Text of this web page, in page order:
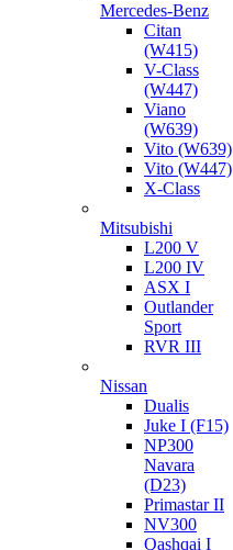
Mercedes-Benz
Citan
(W415)
V-Class
(W447)
Viano
(W639)
Vito (W639)
Vito (W447)
X-Class
Mitsubishi
L200 V
L200 IV
ASX I
Outlander
Sport
RVR III
Nissan
Dualis
Juke I (F15)
NP300
Navara
(D23)
Primastar II
NV300
Qashqai I